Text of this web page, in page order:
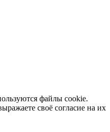
файлы cookie.
своё согласие на их